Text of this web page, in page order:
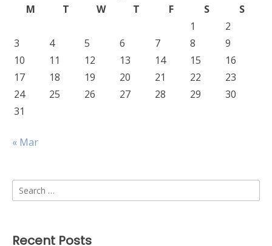
M
T W T F S
S
1
2
3
4 5 6 7 8
9
10
11 12 13 14 15
16
17
18 19 20 21 22
23
24
25 26 27 28 29
30
31
« Mar
Search
for:
Recent Posts